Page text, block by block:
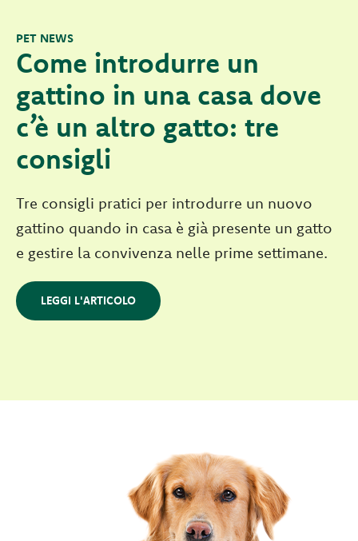
PET NEWS
Come introdurre un
gattino in una casa dove
c’è un altro gatto: tre
consigli
Tre consigli pratici per introdurre un nuovo
gattino quando in casa è già presente un gatto
e gestire la convivenza nelle prime settimane.
LEGGI L'ARTICOLO